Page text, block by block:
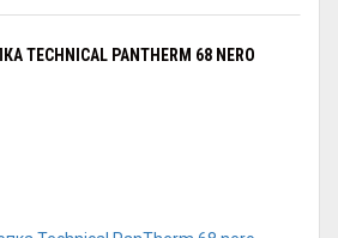
TECHNICAL PANTHERM 68 NERO